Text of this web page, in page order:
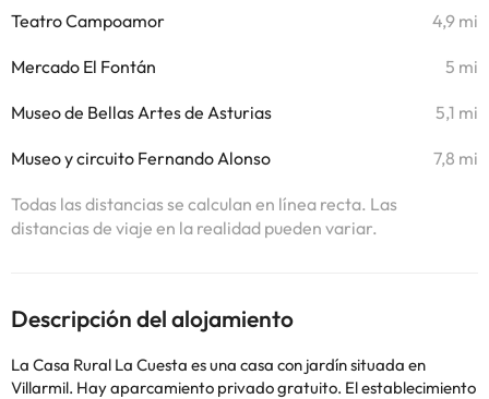
Teatro Campoamor 4,9 mi
Mercado El Fontán 5 mi
Museo de Bellas Artes de Asturias 5,1 mi
Museo y circuito Fernando Alonso 7,8 mi
Todas las distancias se calculan en línea recta. Las
distancias de viaje en la realidad pueden variar.
Descripción del alojamiento
La Casa Rural La Cuesta es una casa con jardín situada en
Villarmil. Hay aparcamiento privado gratuito. El establecimiento